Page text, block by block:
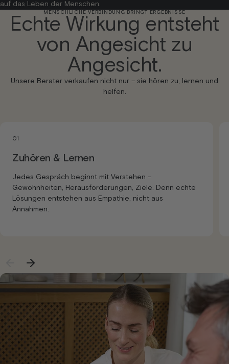
auf das Leben der Menschen.
MENSCHLICHE VERBINDUNG BRINGT ERGEBNISSE
Echte Wirkung entsteht
von Angesicht zu
Angesicht.
Unsere Berater verkaufen nicht nur – sie hören zu, lernen und
helfen.
01
Zuhören & Lernen
Jedes Gespräch beginnt mit Verstehen –
Gewohnheiten, Herausforderungen, Ziele. Denn echte
Lösungen entstehen aus Empathie, nicht aus
Annahmen.